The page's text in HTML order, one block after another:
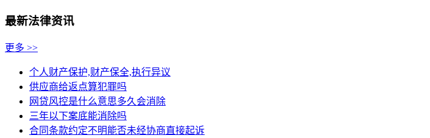
最新法律资讯
更多 >>
个人财产保护,财产保全,执行异议
供应商给返点算犯罪吗
网贷风控是什么意思多久会消除
三年以下案底能消除吗
合同条款约定不明能否未经协商直接起诉